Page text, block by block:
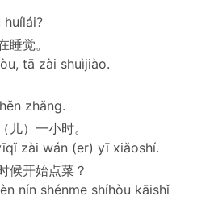
huílái?
睡觉。
tā zài shuìjiào.
zhǎng.
儿）一小时。
zài wán (er) yī xiǎoshí.
候开始点菜？
nín shénme shíhòu kāishǐ